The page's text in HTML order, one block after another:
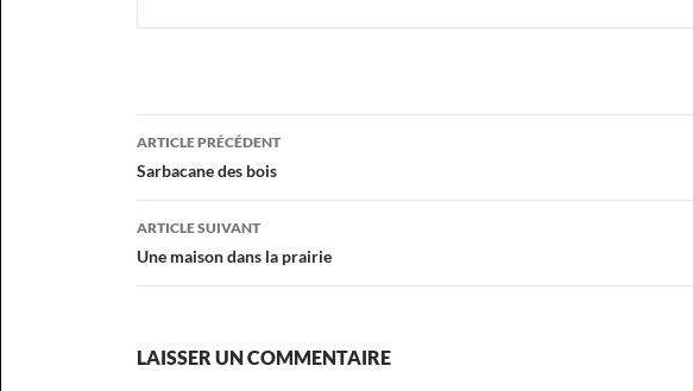
Navigation
des
articles
ARTICLE PRÉCÉDENT
Sarbacane des bois
ARTICLE SUIVANT
Une maison dans la prairie
LAISSER UN COMMENTAIRE